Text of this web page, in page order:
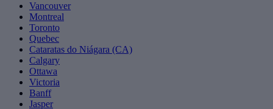
Vancouver
Montreal
Toronto
Quebec
Cataratas do Niágara (CA)
Calgary
Ottawa
Victoria
Banff
Jasper